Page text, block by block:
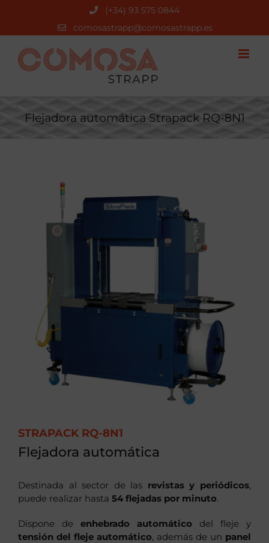
(+34) 93 575 0844
comosastrapp@comosastrapp.es
Flejadora automática Strapack RQ-8N1
STRAPACK RQ-8N1
Flejadora automática
Destinada al sector de las revistas y periódicos,
puede realizar hasta 54 flejadas por minuto.
Dispone de enhebrado automático del fleje y
tensión del fleje automático, además de un panel